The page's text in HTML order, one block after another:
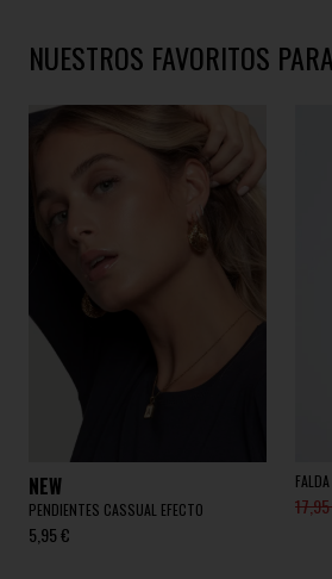
NUESTROS FAVORITOS
NEW
PENDIENTES CASSUAL EFECTO
5,95 €